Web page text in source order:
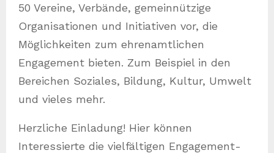
50 Vereine, Verbände, gemeinnützige
Organisationen und Initiativen vor, die
Möglichkeiten zum ehrenamtlichen
Engagement bieten. Zum Beispiel in den
Bereichen Soziales, Bildung, Kultur, Umwelt
und vieles mehr.
Herzliche Einladung! Hier können
Interessierte die vielfältigen Engagement-